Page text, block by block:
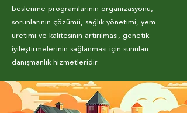
beslenme programlarının organizasyonu,
sorunlarının çözümü, sağlık yönetimi, yem
üretimi ve kalitesinin artırılması, genetik
iyileştirmelerinin sağlanması için sunulan
danışmanlık hizmetleridir.